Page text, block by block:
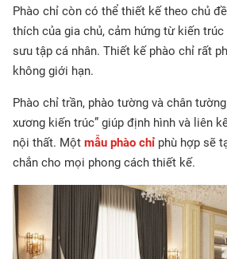
Phào chỉ còn có thể thiết kế theo chủ
thích của gia chủ, cảm hứng từ kiến
sưu tập cá nhân. Thiết kế phào chỉ rất
không giới hạn.
Phào chỉ trần, phào tường và chân
xương kiến trúc” giúp định hình và liên
nội thất. Một mẫu phào chỉ phù hợp sẽ
chắn cho mọi phong cách thiết kế.